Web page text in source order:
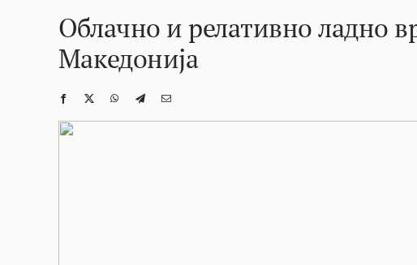
Облачно и релативно ладно
Македонија